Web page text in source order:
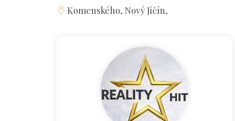
Komenského, Nový Jičín,